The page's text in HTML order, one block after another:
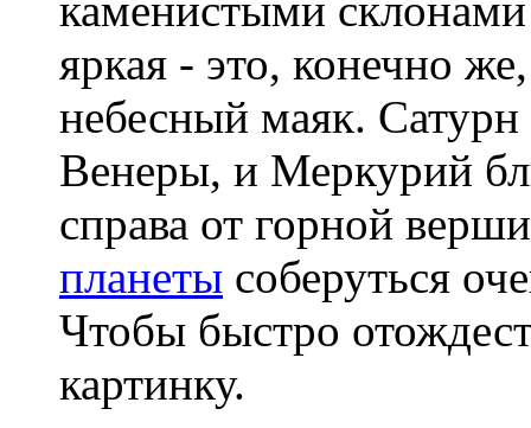
яркая - это, конечно
небесный маяк. Сатурн
Венеры, и Меркурий
справа от горной
планеты соберуться
Чтобы быстро
картинку.